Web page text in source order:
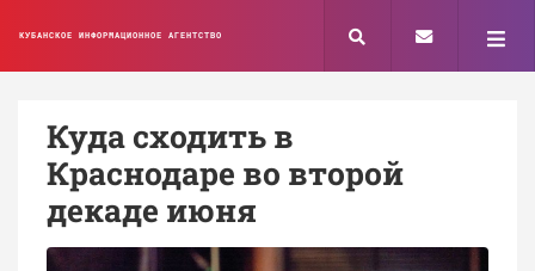
КУБАНСКОЕ ИНФОРМАЦИОННОЕ АГЕНТСТВО
Куда сходить в
Краснодаре во второй
декаде июня